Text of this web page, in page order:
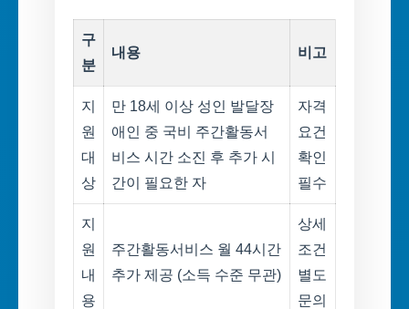
구
분
내용 비고
지
원
대
상
만 18세 이상 성인 발달장
애인 중 국비 주간활동서
비스 시간 소진 후 추가 시
간이 필요한 자
자격
요건
확인
필수
지
원
내
용
주간활동서비스 월 44시간
추가 제공 (소득 수준 무관)
상세
조건
별도
문의